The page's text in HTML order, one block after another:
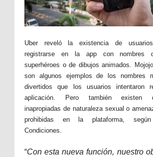
Uber reveló la existencia de
registrarse en la app con nombres
superhéroes o de dibujos animados.
son algunos ejemplos de los nombres
divertidos que los usuarios intentaron
aplicación. Pero también existen
inapropiadas de naturaleza sexual o
prohibidas en la plataforma,
Condiciones.
“Con esta nueva función, nuestro